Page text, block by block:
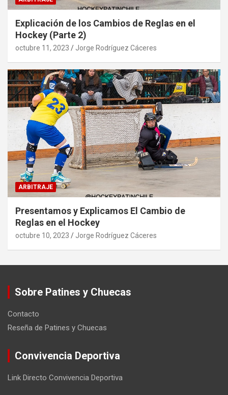
Explicación de los Cambios de Reglas en el
Hockey (Parte 2)
octubre 11, 2023 Jorge Rodríguez Cáceres
ARBITRAJE
Presentamos y Explicamos El Cambio de
Reglas en el Hockey
octubre 10, 2023 Jorge Rodríguez Cáceres
Sobre Patines y Chuecas
Contacto
Reseña de Patines y Chuecas
Convivencia Deportiva
Link Directo Convivencia Deportiva